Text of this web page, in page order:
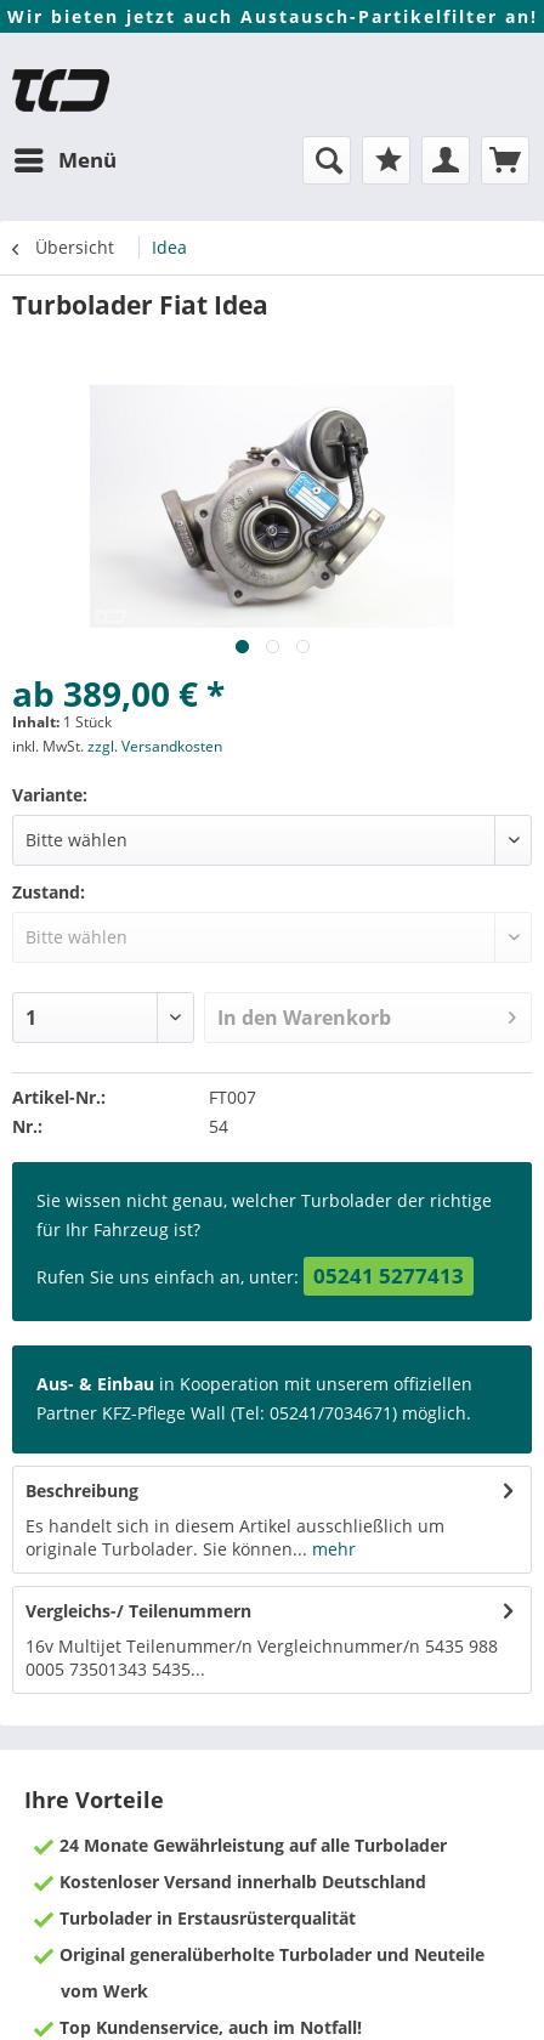
Wir bieten jetzt auch Austausch-Partikelfilter an!
Menü
Übersicht Idea
Turbolader Fiat Idea
ab 389,00 € *
Inhalt: 1 Stück
inkl. MwSt.zzgl. Versandkosten
Variante:
Zustand:
In den Warenkorb
Artikel-Nr.:
FT007
Nr.:
54
Sie wissen nicht genau, welcher Turbolader der richtige
für Ihr Fahrzeug ist?
Rufen Sie uns einfach an, unter: 05241 5277413
Aus- & Einbau in Kooperation mit unserem offiziellen
Partner KFZ-Pflege Wall (Tel: 05241/7034671) möglich.
Beschreibung
Es handelt sich in diesem Artikel ausschließlich um
originale Turbolader. Sie können... mehr
Vergleichs-/ Teilenummern
16v Multijet Teilenummer/n Vergleichnummer/n 5435 988
0005 73501343 5435...
Ihre Vorteile
24 Monate Gewährleistung auf alle Turbolader
Kostenloser Versand innerhalb Deutschland
Turbolader in Erstausrüsterqualität
Original generalüberholte Turbolader und Neuteile
vom Werk
Top Kundenservice, auch im Notfall!